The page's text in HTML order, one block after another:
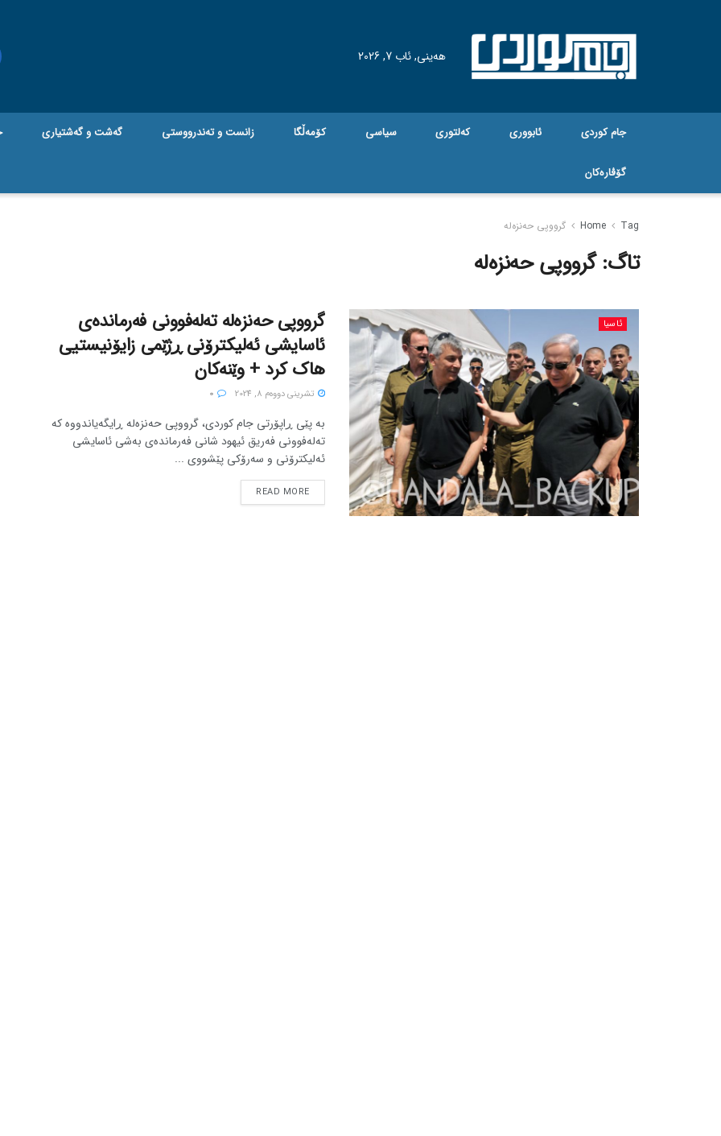
هه‌ینی, ئاب 7, 2026
جام کوردی ئابووری کەلتوری سیاسی کۆمەڵگا زانست و تەندرووستی گه‌شت و گه‌شتیاری
گۆڤاره‌کان
Home Tag گرووپی حەنزەلە
تاگ:گرووپی حەنزەلە
ئاسیا
گرووپی حەنزەلە تەلەفوونی فەرماندەی
ئاسایشی ئەلیکترۆنی ڕژێمی زایۆنیستیی
هاک کرد + وێنەکان
تشرینی دووه‌م 8, 2024
بە پێی ڕاپۆرتی جام کوردی، گرووپی حەنزەلە ڕایگەیاندووە کە
تەلەفوونی فەریق ئیهود شانی فەرماندەی بەشی ئاسایشی
ئەلیکترۆنی و سەرۆکی پێشووی ...
READ MORE